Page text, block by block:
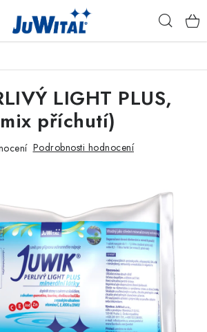
LIGHT PLUS,
příchutí)
Podrobnosti hodnocení